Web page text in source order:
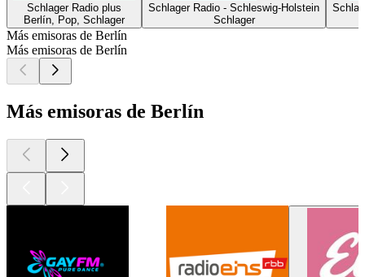
Schlager Radio plus
Berlín, Pop, Schlager
Schlager Radio - Schleswig-Holstein
Schlager
Más emisoras de Berlín
Más emisoras de Berlín
Más emisoras de Berlín